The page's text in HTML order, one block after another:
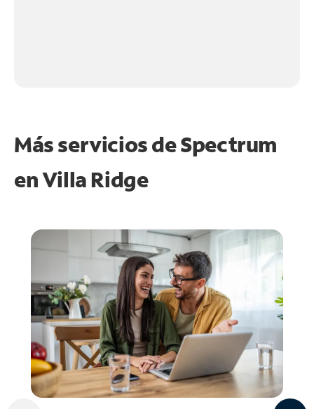
Más servicios de Spectrum
enVilla Ridge